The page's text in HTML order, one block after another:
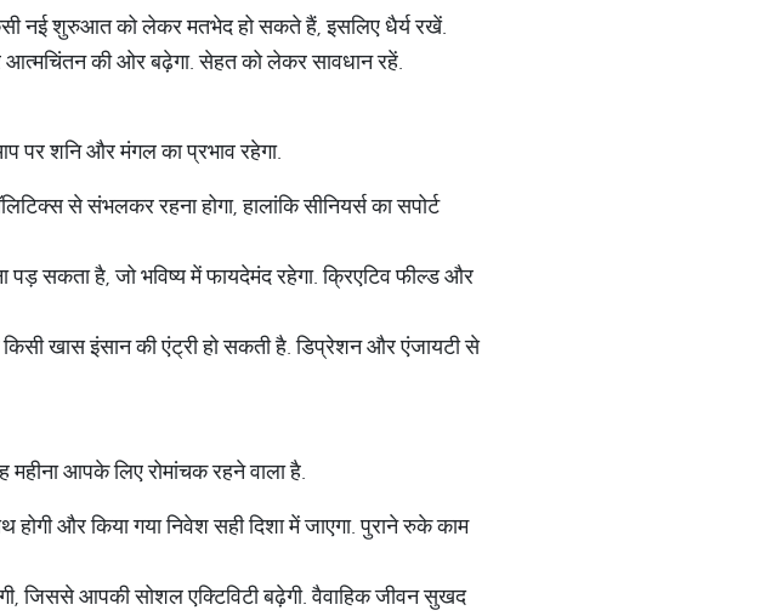
नई शुरुआत को लेकर मतभेद हो सकते हैं, इसलिए धैर्य रखें.
की ओर बढ़ेगा. सेहत को लेकर सावधान रहें.
पर शनि और मंगल का प्रभाव रहेगा.
से संभलकर रहना होगा, हालांकि सीनियर्स का सपोर्ट
सकता है, जो भविष्य में फायदेमंद रहेगा. क्रिएटिव फील्ड और
खास इंसान की एंट्री हो सकती है. डिप्रेशन और एंजायटी से
आपके लिए रोमांचक रहने वाला है.
और किया गया निवेश सही दिशा में जाएगा. पुराने रुके काम
जिससे आपकी सोशल एक्टिविटी बढ़ेगी. वैवाहिक जीवन सुखद